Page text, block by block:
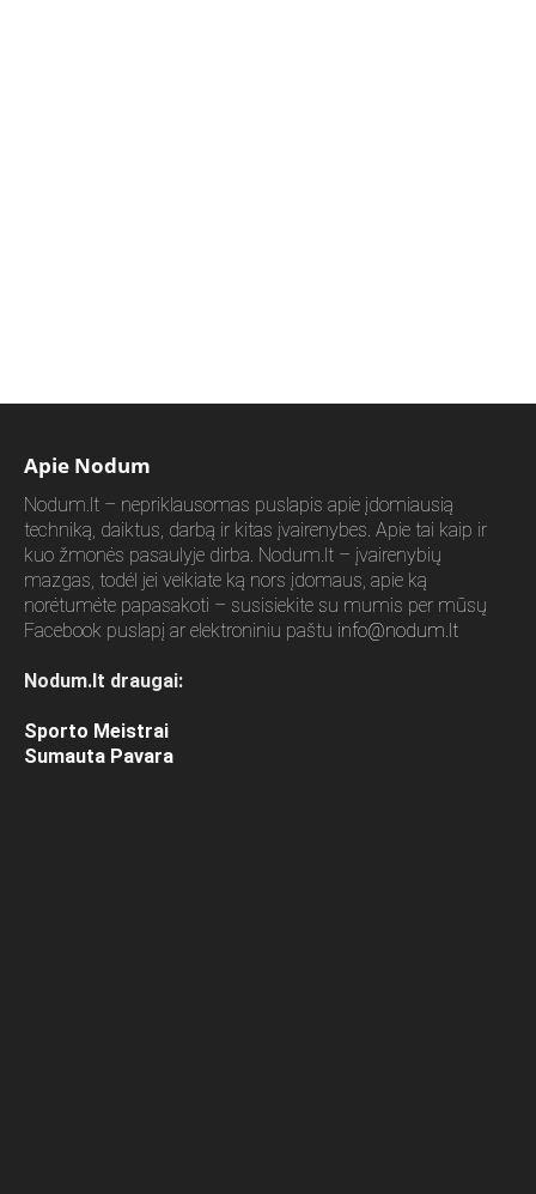
Apie Nodum
Nodum.lt – nepriklausomas puslapis apie įdomiausią
techniką, daiktus, darbą ir kitas įvairenybes. Apie tai kaip ir
kuo žmonės pasaulyje dirba. Nodum.lt – įvairenybių
mazgas, todėl jei veikiate ką nors įdomaus, apie ką
norėtumėte papasakoti – susisiekite su mumis per mūsų
Facebook puslapį ar elektroniniu paštu info@nodum.lt
Nodum.lt draugai:
Sporto Meistrai
Sumauta Pavara